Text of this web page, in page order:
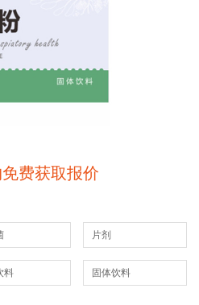
费获取报价
片剂
料 固体饮料